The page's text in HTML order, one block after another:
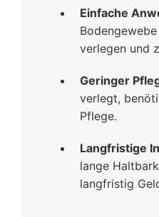
Einfache
verlegen und
Geringer
verlegt,
Pflege.
Langfristige
lange
langfristig